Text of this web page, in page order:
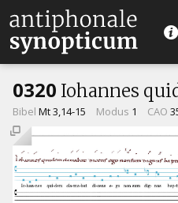
0320 Iohannes
Bibel Mt 3,14-15 Modus 1 CAO